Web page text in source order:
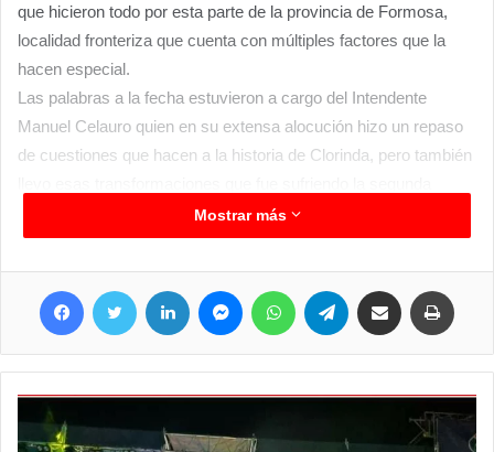
que hicieron todo por esta parte de la provincia de Formosa,
localidad fronteriza que cuenta con múltiples factores que la
hacen especial.
Las palabras a la fecha estuvieron a cargo del Intendente
Manuel Celauro quien en su extensa alocución hizo un repaso
de cuestiones que hacen a la historia de Clorinda, pero también
ciudad de la provincia para advertir sobre lo que podría pasar si
el próximo 22 de octubre se pone en riesgo estos años de
democracia, y pidió a los más grandes, padres, madres,
abuelos y a los docentes a que le expliquen que está en juego,
no es solo quien nos gobernara a nivel nacional y allí menciono
que días atrás en su visita el Gobernador tenía intenciones de
pero que por allí si las cosas no salen como esperan eso
también está en riesgo.
Mostrar más
Facebook Twitter LinkedIn MessengerWhatsApp Telegram Compartir por correo electrónico